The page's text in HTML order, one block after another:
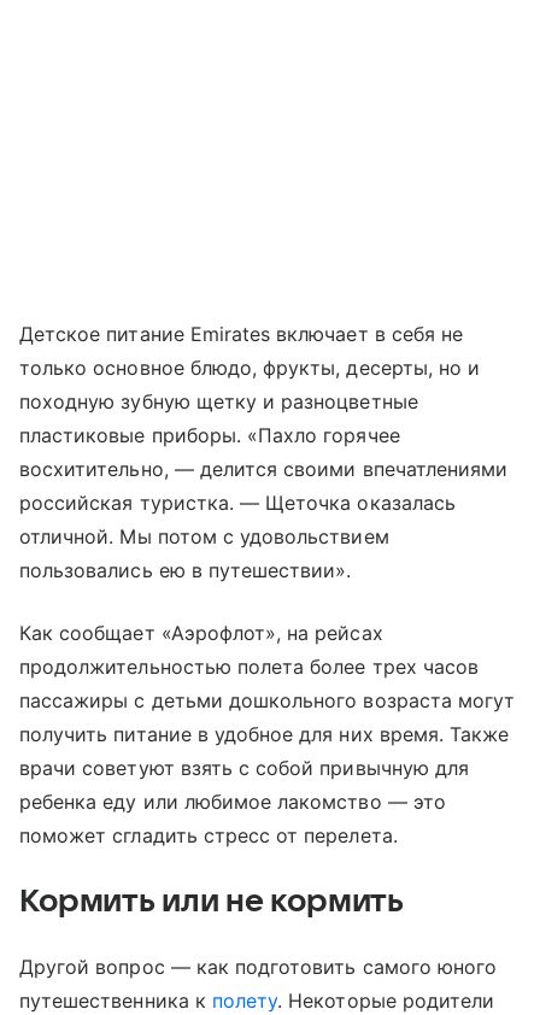
Детское питание Emirates включает в себя не
только основное блюдо, фрукты, десерты, но и
походную зубную щетку и разноцветные
пластиковые приборы. «Пахло горячее
восхитительно, — делится своими впечатлениями
российская туристка. — Щеточка оказалась
отличной. Мы потом с удовольствием
пользовались ею в путешествии».
Как сообщает «Аэрофлот», на рейсах
продолжительностью полета более трех часов
пассажиры с детьми дошкольного возраста могут
получить питание в удобное для них время. Также
врачи советуют взять с собой привычную для
ребенка еду или любимое лакомство — это
поможет сгладить стресс от перелета.
Кормить или не кормить
Другой вопрос — как подготовить самого юного
путешественника к полету. Некоторые родители